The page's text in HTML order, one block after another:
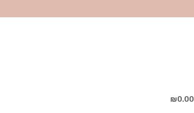
₪0.00